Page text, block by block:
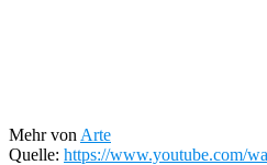
Mehr von Arte
Quelle: https://www.youtube.com/